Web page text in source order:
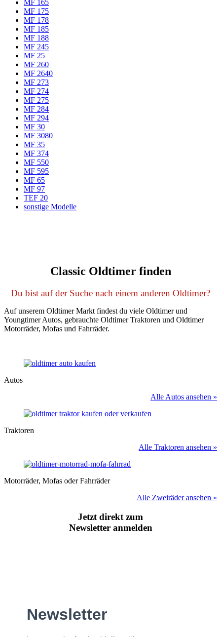
MF 165
MF 175
MF 178
MF 185
MF 188
MF 245
MF 25
MF 260
MF 2640
MF 273
MF 274
MF 275
MF 284
MF 294
MF 30
MF 3080
MF 35
MF 374
MF 550
MF 595
MF 65
MF 97
TEF 20
sonstige Modelle
Classic Oldtimer finden
Du bist auf der Suche nach einem anderen Oldtimer?
Auf unserem Oldtimer Markt findest du viele Oldtimer und
Youngtimer Autos, gebrauchte Oldtimer Traktoren und Oldtimer
Motorräder, Mofas und Fahrräder.
Autos
Alle Autos ansehen »
Traktoren
Alle Traktoren ansehen »
Motorräder, Mofas oder Fahrräder
Alle Zweiräder ansehen »
Jetzt direkt zum
Newsletter anmelden